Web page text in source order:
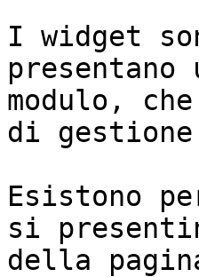
I widget
modulo,
di
Esistono
si
della